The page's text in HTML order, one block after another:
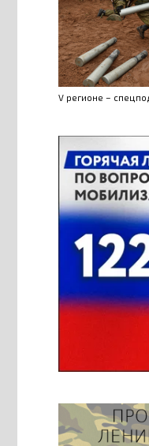
V регионе –